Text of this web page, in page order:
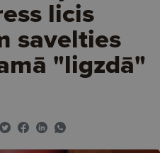
licis
savelties
"ligzdā"